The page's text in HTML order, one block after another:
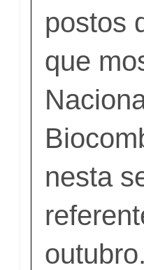
postos
que
nesta
outubro.